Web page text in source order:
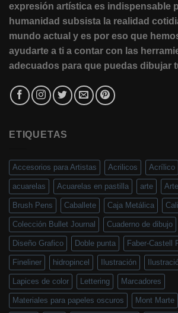
expresión artística es indispensable
humanidad subsista la realidad
mundo actual y es por eso que
ayudarte a ti a contar con las
adecuados para que puedas dibujar
ETIQUETAS
Accesorios para Artistas Acrilicos Acrílico
acuarelas Acuarelas en pastilla arte
Brush Pens Caballete Caja Metálica
Colección Bullet Journal Cuaderno de dibujo
Diseño Grafico Doble punta Faber-Castell
Fineliner hidropincel Ilustración
Lapices de color Lettering Marcadores
Materiales para papeles oscuros Mont Marte